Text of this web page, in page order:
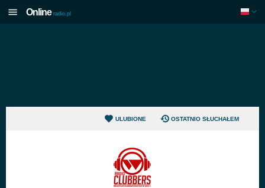
Online radio.pl
ULUBIONE OSTATNIO SŁUCHAŁEM